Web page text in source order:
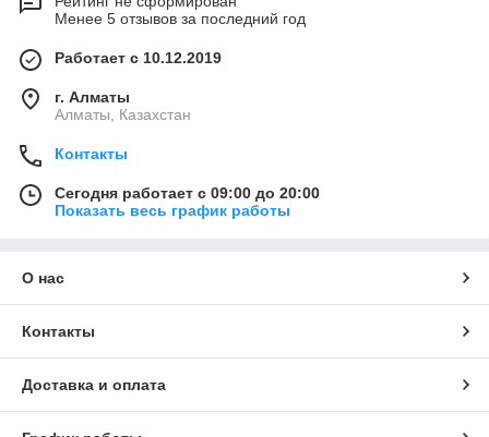
Менее 5 отзывов за последний год
Работает с 10.12.2019
г. Алматы
Алматы, Казахстан
Контакты
Сегодня работает с 09:00 до 20:00
Показать весь график работы
О нас
Контакты
Доставка и оплата